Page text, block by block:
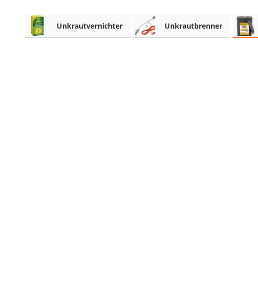
Akku-Vertikutierer
Koifutter
Kassettenmarkise
Unkrautvernichter Unkrautbrenner